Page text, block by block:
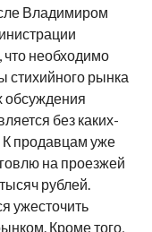
Владимиром
что необходимо
стихийного рынка
обсуждения
без каких-
К продавцам уже
на проезжей
рублей.
ужесточить
Кроме того,